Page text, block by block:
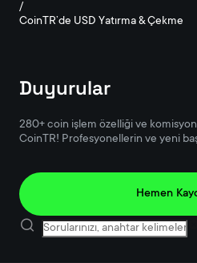
/
CoinTR’de USD Yatırma & Çekme
Duyurular
280+ coin işlem özelliği ve
CoinTR! Profesyonellerin ve yeni
Hemen